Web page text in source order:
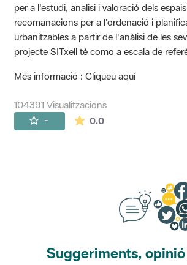
per a l'estudi, analisi i valoració dels
recomanacions per a l'ordenació i
urbanitzables a partir de l'anàlisi de les
projecte SITxell té como a escala de
Més informació : Cliqueu aquí
104391 Visualitzacions
- 0.0La mitjana de les
Suggeriments,